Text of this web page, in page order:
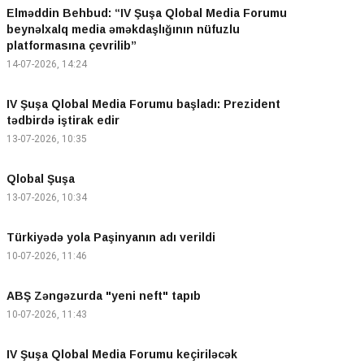
Elməddin Behbud: “IV Şuşa Qlobal Media Forumu
beynəlxalq media əməkdaşlığının nüfuzlu
platformasına çevrilib”
14-07-2026, 14:24
IV Şuşa Qlobal Media Forumu başladı: Prezident
tədbirdə iştirak edir
13-07-2026, 10:35
Qlobal Şuşa
13-07-2026, 10:34
Türkiyədə yola Paşinyanın adı verildi
10-07-2026, 11:46
ABŞ Zəngəzurda "yeni neft" tapıb
10-07-2026, 11:43
IV Şuşa Qlobal Media Forumu keçiriləcək